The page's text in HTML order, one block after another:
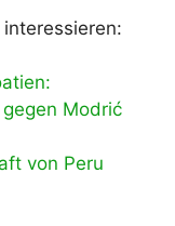
Modrić
von Peru